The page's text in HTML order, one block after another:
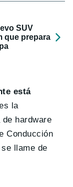
SUV
que prepara
está
la
hardware
Conducción
llame de